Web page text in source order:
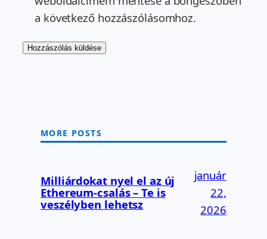
a következő hozzászólásomhoz.
MORE POSTS
Milliárdokat nyel el az új
Ethereum-csalás – Te is
veszélyben lehetsz
január
22,
2026